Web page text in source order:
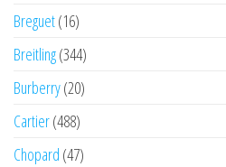
Breguet(16)
Breitling(344)
Burberry(20)
Cartier(488)
Chopard (47)